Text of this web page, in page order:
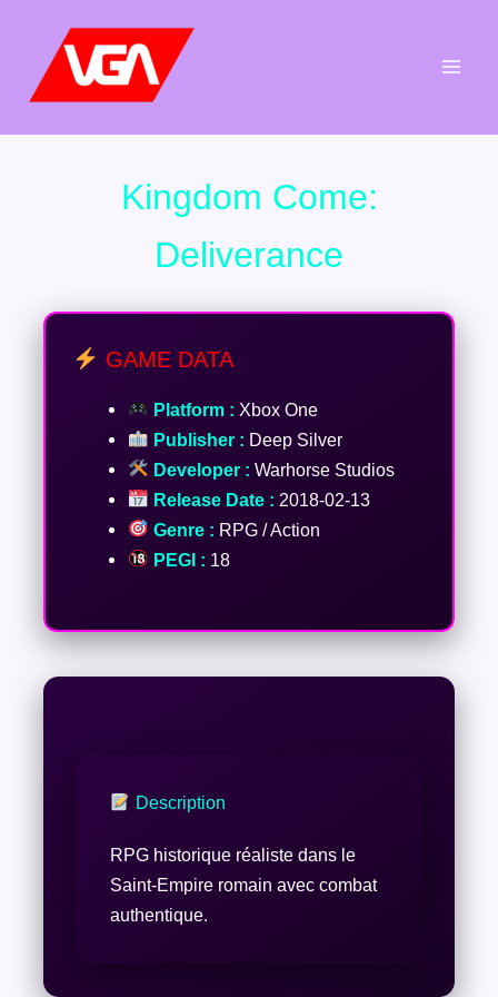
contenu
Kingdom Come:
Deliverance
GAME DATA
Platform : Xbox One
Publisher : Deep Silver
Developer : Warhorse Studios
Release Date : 2018-02-13
Genre : RPG / Action
PEGI : 18
Description
RPG historique réaliste dans le
Saint-Empire romain avec combat
authentique.